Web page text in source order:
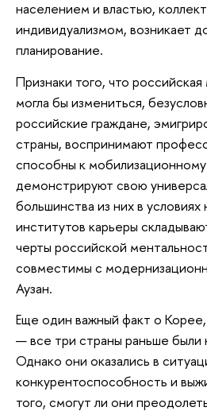
населением и властью,
индивидуализмом, возникает
планирование.
Признаки того, что
могла бы измениться,
российские граждане,
страны, воспринимают
способны к
демонстрируют свою
большинства из них в
институтов карьеры
черты российской
совместимы с
Аузан.
Еще один важный факт о
— все три страны раньше были
Однако они оказались в
конкурентоспособность и
того, смогут ли они